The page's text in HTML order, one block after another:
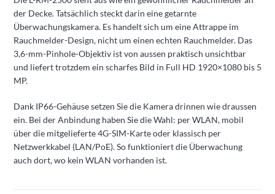
der Decke. Tatsächlich steckt darin eine getarnte
Überwachungskamera. Es handelt sich um eine Attrappe im
Rauchmelder-Design, nicht um einen echten Rauchmelder. Das
3,6-mm-Pinhole-Objektiv ist von aussen praktisch unsichtbar
und liefert trotzdem ein scharfes Bild in Full HD 1920×1080 bis 5
MP.
Dank IP66-Gehäuse setzen Sie die Kamera drinnen wie draussen
ein. Bei der Anbindung haben Sie die Wahl: per WLAN, mobil
über die mitgelieferte 4G-SIM-Karte oder klassisch per
Netzwerkkabel (LAN/PoE). So funktioniert die Überwachung
auch dort, wo kein WLAN vorhanden ist.